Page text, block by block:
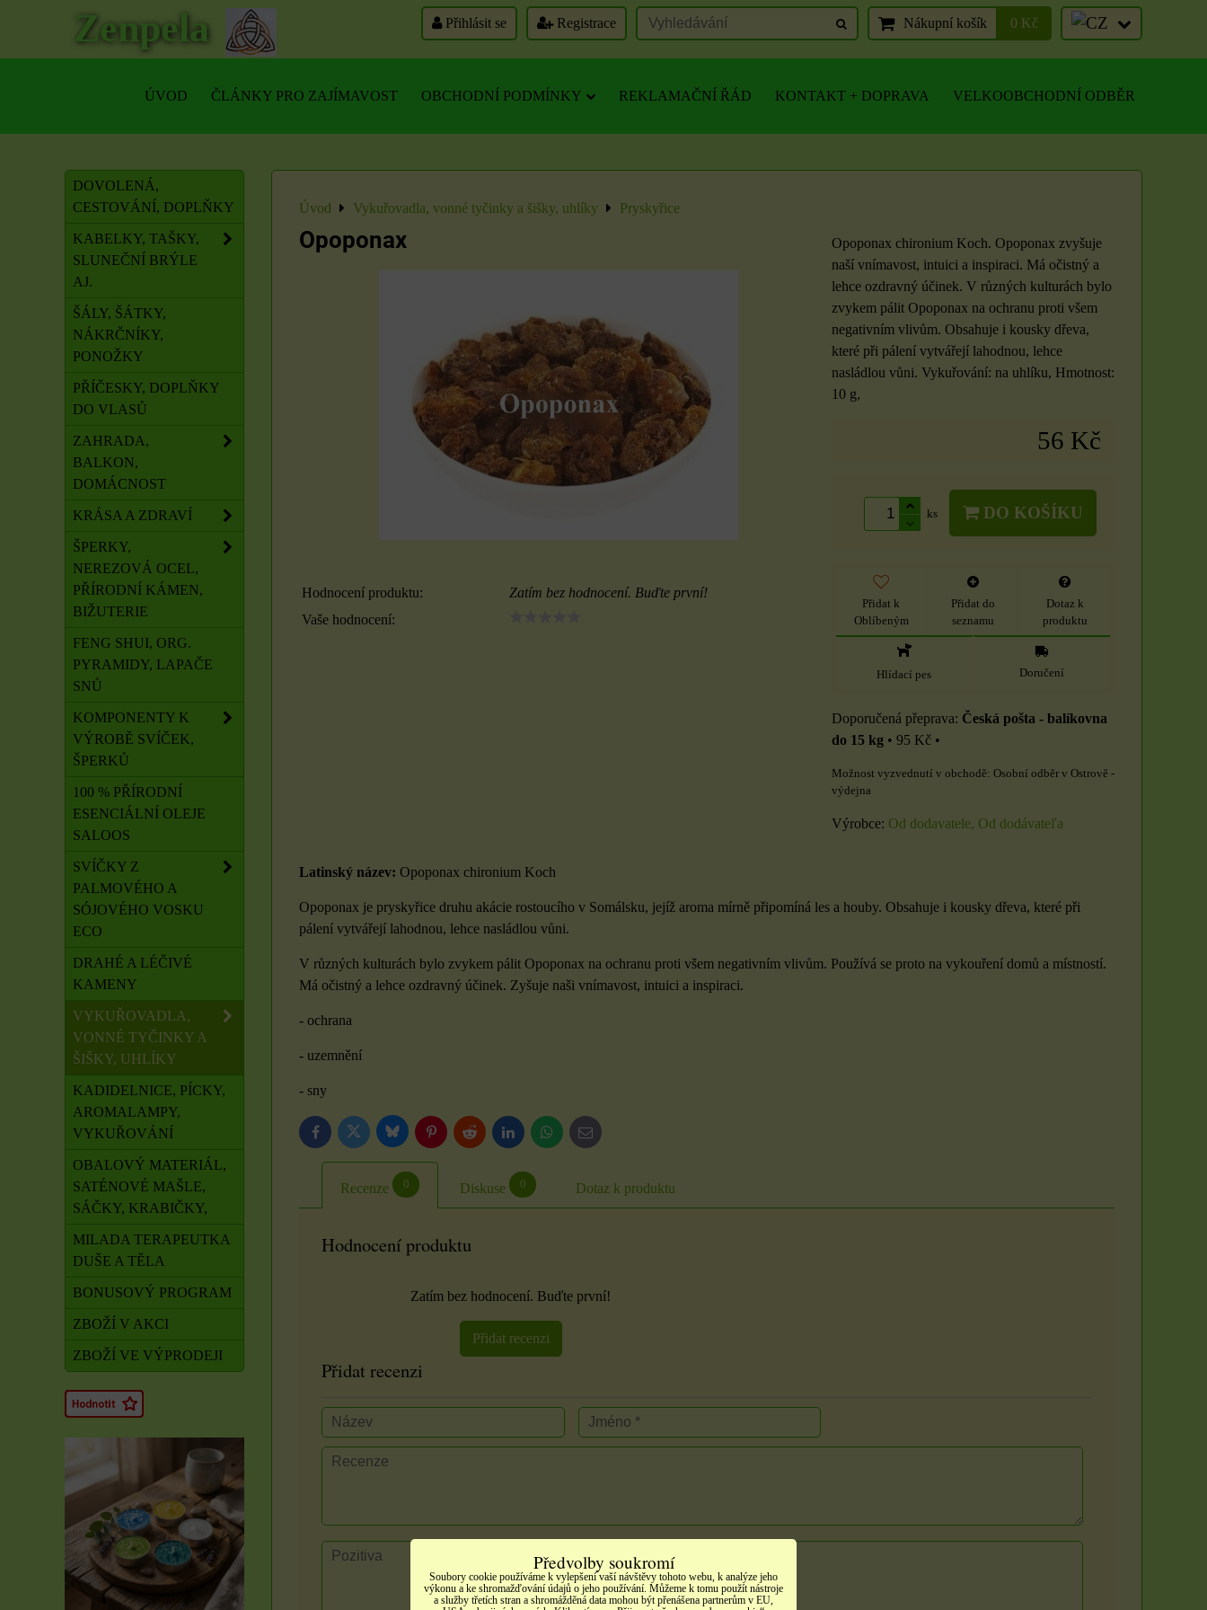
Zenpela Přihlásit se Registrace Nákupní košík 0 Kč
ÚVOD ČLÁNKY PRO ZAJÍMAVOST OBCHODNÍ PODMÍNKY REKLAMAČNÍ ŘÁD KONTAKT + DOPRAVA VELKOOBCHODNÍ ODBĚR
Úvod Vykuřovadla, vonné tyčinky a šišky, uhlíky Pryskyřice
Opoponax
Hodnocení produktu:
Zatím bez hodnocení. Buďte první!
Vaše hodnocení:
Opoponax chironium Koch. Opoponax zvyšuje
naší vnímavost, intuici a inspiraci. Má očistný a
lehce ozdravný účinek. V různých kulturách bylo
zvykem pálit Opoponax na ochranu proti všem
negativním vlivům. Obsahuje i kousky dřeva,
které při pálení vytvářejí lahodnou, lehce
nasládlou vůni. Vykuřování: na uhlíku, Hmotnost:
10 g,
56 Kč
ks DO KOŠÍKU
Přidat k
Oblíbeným
Přidat do
seznamu
Dotaz k
produktu
Hlídací pes Doručení
Česká pošta - balíkovna
do 15 kg • 95 Kč •
Osobní odběr v Ostrově -
výdejna
Výrobce: Od dodavatele, Od dodávateľa
Latinský název: Opoponax chironium Koch
Opoponax je pryskyřice druhu akácie rostoucího v Somálsku, jejíž aroma mírně připomíná les a houby. Obsahuje i kousky dřeva, které při
pálení vytvářejí lahodnou, lehce nasládlou vůni.
V různých kulturách bylo zvykem pálit Opoponax na ochranu proti všem negativním vlivům. Používá se proto na vykouření domů a místností.
Má očistný a lehce ozdravný účinek. Zyšuje naši vnímavost, intuici a inspiraci.
- ochrana
- uzemnění
- sny
FacebookTwitter BlueskyPinterestReddit LinkedInWhatsApp
E-
mail
Recenze 0 Diskuse 0 Dotaz k produktu
Hodnocení produktu
Zatím bez hodnocení. Buďte první!
Přidat recenzi
Přidat recenzi
DOVOLENÁ,
CESTOVÁNÍ, DOPLŇKY
KABELKY, TAŠKY,
SLUNEČNÍ BRÝLE
AJ.
ŠÁLY, ŠÁTKY,
NÁKRČNÍKY,
PONOŽKY
PŘÍČESKY, DOPLŇKY
DO VLASŮ
ZAHRADA,
BALKON,
DOMÁCNOST
KRÁSA A ZDRAVÍ
ŠPERKY,
NEREZOVÁ OCEL,
PŘÍRODNÍ KÁMEN,
BIŽUTERIE
FENG SHUI, ORG.
PYRAMIDY, LAPAČE
SNŮ
KOMPONENTY K
VÝROBĚ SVÍČEK,
ŠPERKŮ
100 % PŘÍRODNÍ
ESENCIÁLNÍ OLEJE
SALOOS
SVÍČKY Z
PALMOVÉHO A
SÓJOVÉHO VOSKU
ECO
DRAHÉ A LÉČIVÉ
KAMENY
VYKUŘOVADLA,
VONNÉ TYČINKY A
ŠIŠKY, UHLÍKY
KADIDELNICE, PÍCKY,
AROMALAMPY,
VYKUŘOVÁNÍ
OBALOVÝ MATERIÁL,
SATÉNOVÉ MAŠLE,
SÁČKY, KRABIČKY,
MILADA TERAPEUTKA
DUŠE A TĚLA
BONUSOVÝ PROGRAM
ZBOŽÍ V AKCI
ZBOŽÍ VE VÝPRODEJI
Předvolby soukromí
Soubory cookie používáme k vylepšení vaší návštěvy tohoto webu, k analýze jeho
výkonu a ke shromažďování údajů o jeho používání. Můžeme k tomu použít nástroje
a služby třetích stran a shromážděná data mohou být přenášena partnerům v EU,